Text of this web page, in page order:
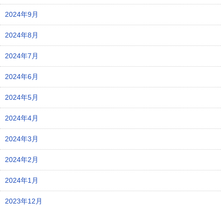
2024年9月
2024年8月
2024年7月
2024年6月
2024年5月
2024年4月
2024年3月
2024年2月
2024年1月
2023年12月